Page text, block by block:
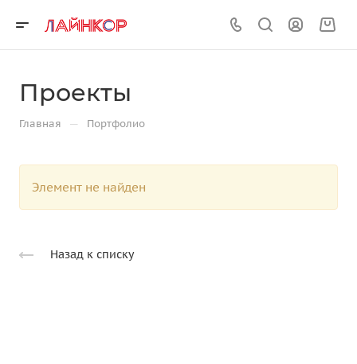
Проекты
Главная — Портфолио
Элемент не найден
Назад к списку